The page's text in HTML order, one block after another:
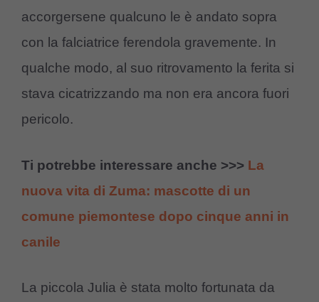
accorgersene qualcuno le è andato sopra
con la falciatrice ferendola gravemente. In
qualche modo, al suo ritrovamento la ferita si
stava cicatrizzando ma non era ancora fuori
pericolo.
Ti potrebbe interessare anche >>> La
nuova vita di Zuma: mascotte di un
comune piemontese dopo cinque anni in
canile
La piccola Julia è stata molto fortunata da